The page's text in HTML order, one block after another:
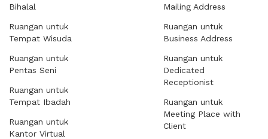
Bihalal
Ruangan untuk
Tempat Wisuda
Ruangan untuk
Pentas Seni
Ruangan untuk
Tempat Ibadah
Ruangan untuk
Kantor Virtual
Mailing Address
Ruangan untuk
Business Address
Ruangan untuk
Dedicated
Receptionist
Ruangan untuk
Meeting Place with
Client